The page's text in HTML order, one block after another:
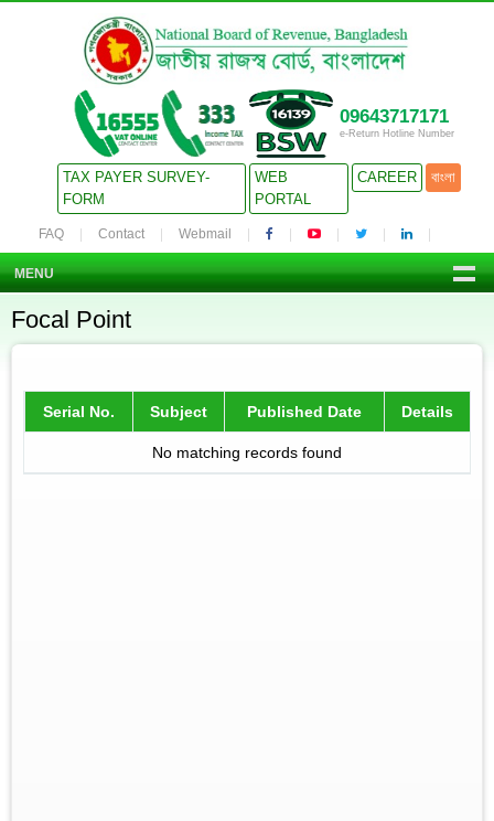
09643717171
e-Return Hotline Number
TAX PAYER SURVEY-
FORM
WEB
PORTAL
CAREER বাংলা
FAQ Contact Webmail
MENU
Focal Point
Serial No. Subject Published Date Details
No matching records found